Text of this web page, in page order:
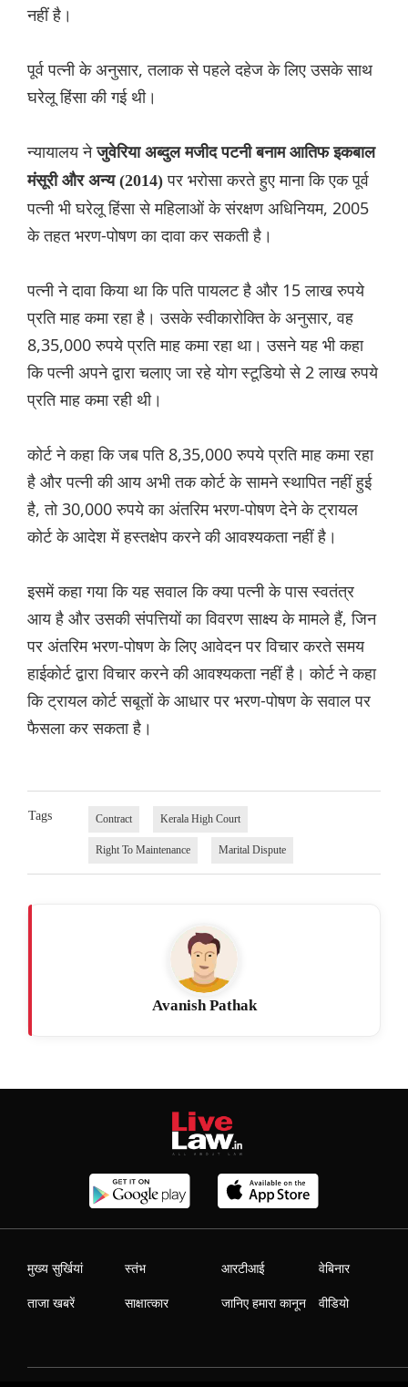
नहीं है।
पूर्व पत्नी के अनुसार, तलाक से पहले दहेज के लिए उसके साथ
घरेलू हिंसा की गई थी।
न्यायालय नेजुवेरिया अब्दुल मजीद पटनी बनाम आतिफ इकबाल
मंसूरी और अन्य (2014)पर भरोसा करते हुए माना कि एक पूर्व
पत्नी भी घरेलू हिंसा से महिलाओं के संरक्षण अधिनियम, 2005
के तहत भरण-पोषण का दावा कर सकती है।
पत्नी ने दावा किया था कि पति पायलट है और 15 लाख रुपये
प्रति माह कमा रहा है। उसके स्वीकारोक्ति के अनुसार, वह
8,35,000 रुपये प्रति माह कमा रहा था। उसने यह भी कहा
कि पत्नी अपने द्वारा चलाए जा रहे योग स्टूडियो से 2 लाख रुपये
प्रति माह कमा रही थी।
कोर्ट ने कहा कि जब पति 8,35,000 रुपये प्रति माह कमा रहा
है और पत्नी की आय अभी तक कोर्ट के सामने स्थापित नहीं हुई
है, तो 30,000 रुपये का अंतरिम भरण-पोषण देने के ट्रायल
कोर्ट के आदेश में हस्तक्षेप करने की आवश्यकता नहीं है।
इसमें कहा गया कि यह सवाल कि क्या पत्नी के पास स्वतंत्र
आय है और उसकी संपत्तियों का विवरण साक्ष्य के मामले हैं, जिन
पर अंतरिम भरण-पोषण के लिए आवेदन पर विचार करते समय
हाईकोर्ट द्वारा विचार करने की आवश्यकता नहीं है। कोर्ट ने कहा
कि ट्रायल कोर्ट सबूतों के आधार पर भरण-पोषण के सवाल पर
फैसला कर सकता है।
Tags Contract Kerala High Court
Right To Maintenance Marital Dispute
Avanish Pathak
मुख्य सुर्खियां
ताजा खबरें
स्तंभ
साक्षात्कार
आरटीआई
जानिए हमारा कानून
वेबिनार
वीडियो